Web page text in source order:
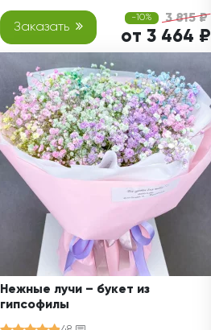
Заказать
-10% 3 815 ₽
от 3 464 ₽
Нежные лучи – букет из
гипсофилы